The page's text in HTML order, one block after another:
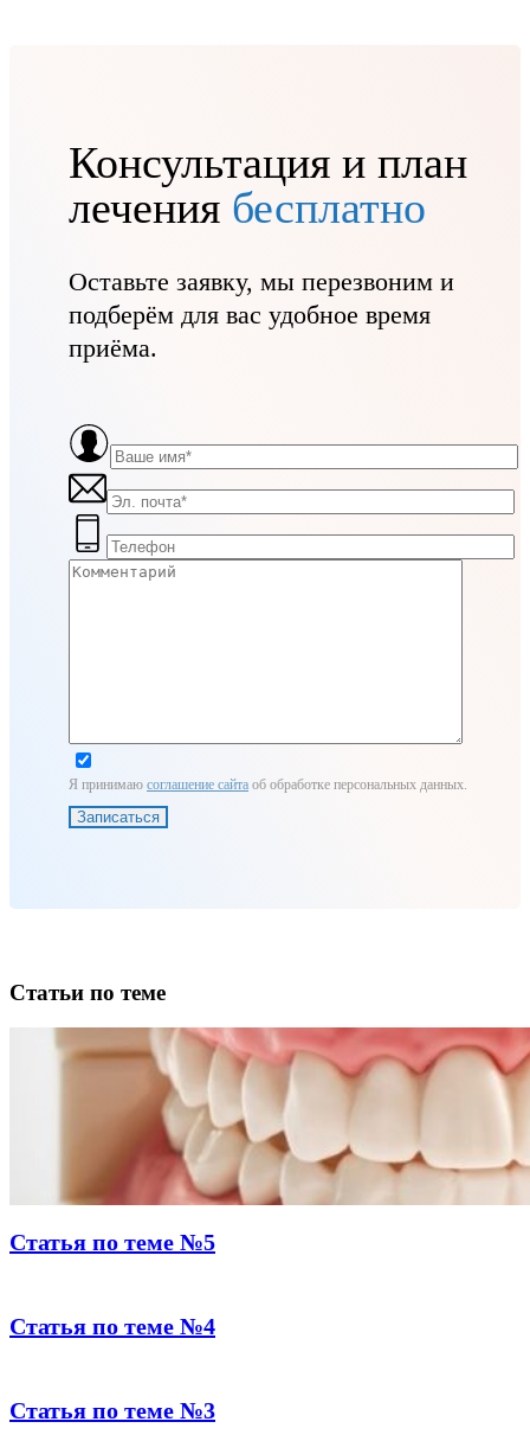
Консультация и план
лечения бесплатно
Оставьте заявку, мы перезвоним и
подберём для вас удобное время
приёма.
Я принимаю соглашение сайта об обработке персональных данных.
Статьи по теме
Статья по теме №5
Статья по теме №4
Статья по теме №3